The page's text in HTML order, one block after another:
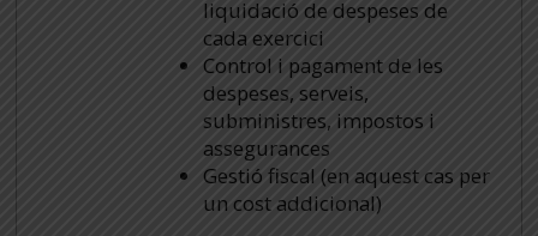
liquidació de despeses de
cada exercici
Control i pagament de les
despeses, serveis,
subministres, impostos i
assegurances
Gestió fiscal (en aquest cas per
un cost addicional)